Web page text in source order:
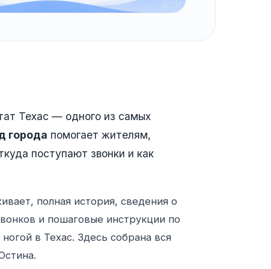
Техас — одного из самых
города помогает жителям,
поступают звонки и как
полная история, сведения о
и пошаговые инструкции по
ногой в Техас. Здесь собрана вся